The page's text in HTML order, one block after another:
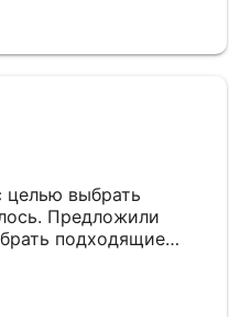
целью выбрать
Предложили
подходящие
Спасибо
в частности
хороший сервис!